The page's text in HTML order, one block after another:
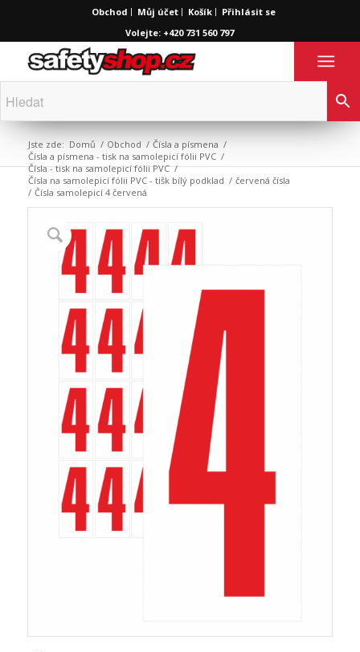
Obchod Můj účet Košík
Přihlásit se
Volejte: +420 731 560 797
Jste zde: Domů / Obchod / Čísla a písmena /
Čísla a písmena - tisk na samolepicí fólii PVC /
Čísla - tisk na samolepicí fólii PVC /
Čísla na samolepicí fólii PVC - tišk bílý podklad / červená čísla
/ Čísla samolepicí 4 červená